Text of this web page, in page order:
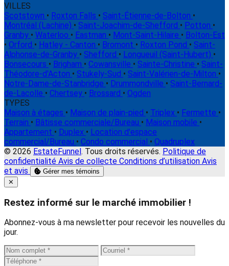
VILLES
Scotstown • Roxton Falls • Saint-Étienne-de-Bolton •
Montréal (Lachine) • Saint-Joachim-de-Shefford • Potton •
Granby • Waterloo • Eastman • Mont-Saint-Hilaire • Bolton-Est
• Orford • Hatley - Canton • Bromont • Roxton Pond • Saint-
Alphonse-de-Granby • Shefford • Longueuil (Saint-Hubert) •
Bonsecours • Brigham • Cowansville • Sainte-Christine • Saint-
Théodore-d'Acton • Stukely-Sud • Saint-Valérien-de-Milton •
Notre-Dame-de-Stanbridge • Drummondville • Saint-Bernard-
de-Lacolle • Chertsey • Brossard • Ogden
TYPES
Maison à étages • Maison de plain-pied • Triplex • Fermette •
Terrain • Bâtisse commerciale/Bureau • Maison mobile •
Appartement • Duplex • Location d'espace
commercial/Bureau • Condo commercial • Quadruplex
© 2026 EstateFunnel. Tous droits réservés. Politique de
confidentialité Avis de collecte Conditions d’utilisation Avis
et avis
Gérer mes témoins
Close
✕
Restez informé sur le marché immobilier !
Abonnez-vous à ma newsletter pour recevoir les nouvelles du
jour.